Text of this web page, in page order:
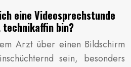
eine Videosprechstunde
bin?
Arzt über einen Bildschirm
sein, besonders